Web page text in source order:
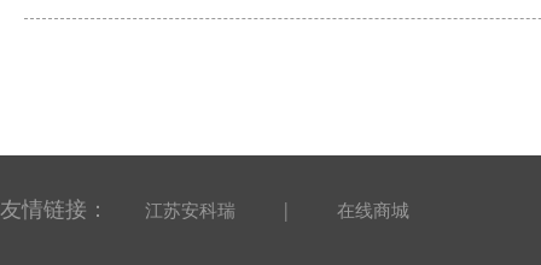
友情链接： 江苏安科瑞 | 在线商城